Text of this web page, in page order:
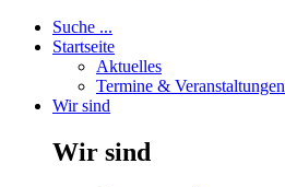
Suche ...
Startseite
Aktuelles
Termine & Veranstaltungen
Wir sind
Wir sind